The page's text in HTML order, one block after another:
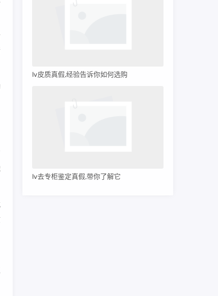
lv皮质真假,经验告诉你如何选购
lv去专柜鉴定真假,带你了解它